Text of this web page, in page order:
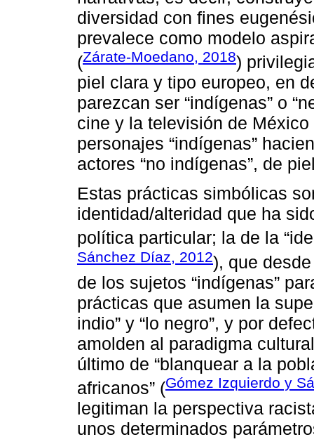
diversidad con fines
prevalece como modelo
(Zárate-Moedano, 2018)
piel clara y tipo europeo, en
parezcan ser “indígenas” o
cine y la televisión de
personajes “indígenas”
actores “no indígenas”, de
Estas prácticas simbólicas
identidad/alteridad que ha
política particular; la de la
Sánchez Díaz, 2012), que
de los sujetos “indígenas”
prácticas que asumen la
indio” y “lo negro”, y por
amolden al paradigma
último de “blanquear a la
africanos” (Gómez Izquierdo y
legitiman la perspectiva
unos determinados